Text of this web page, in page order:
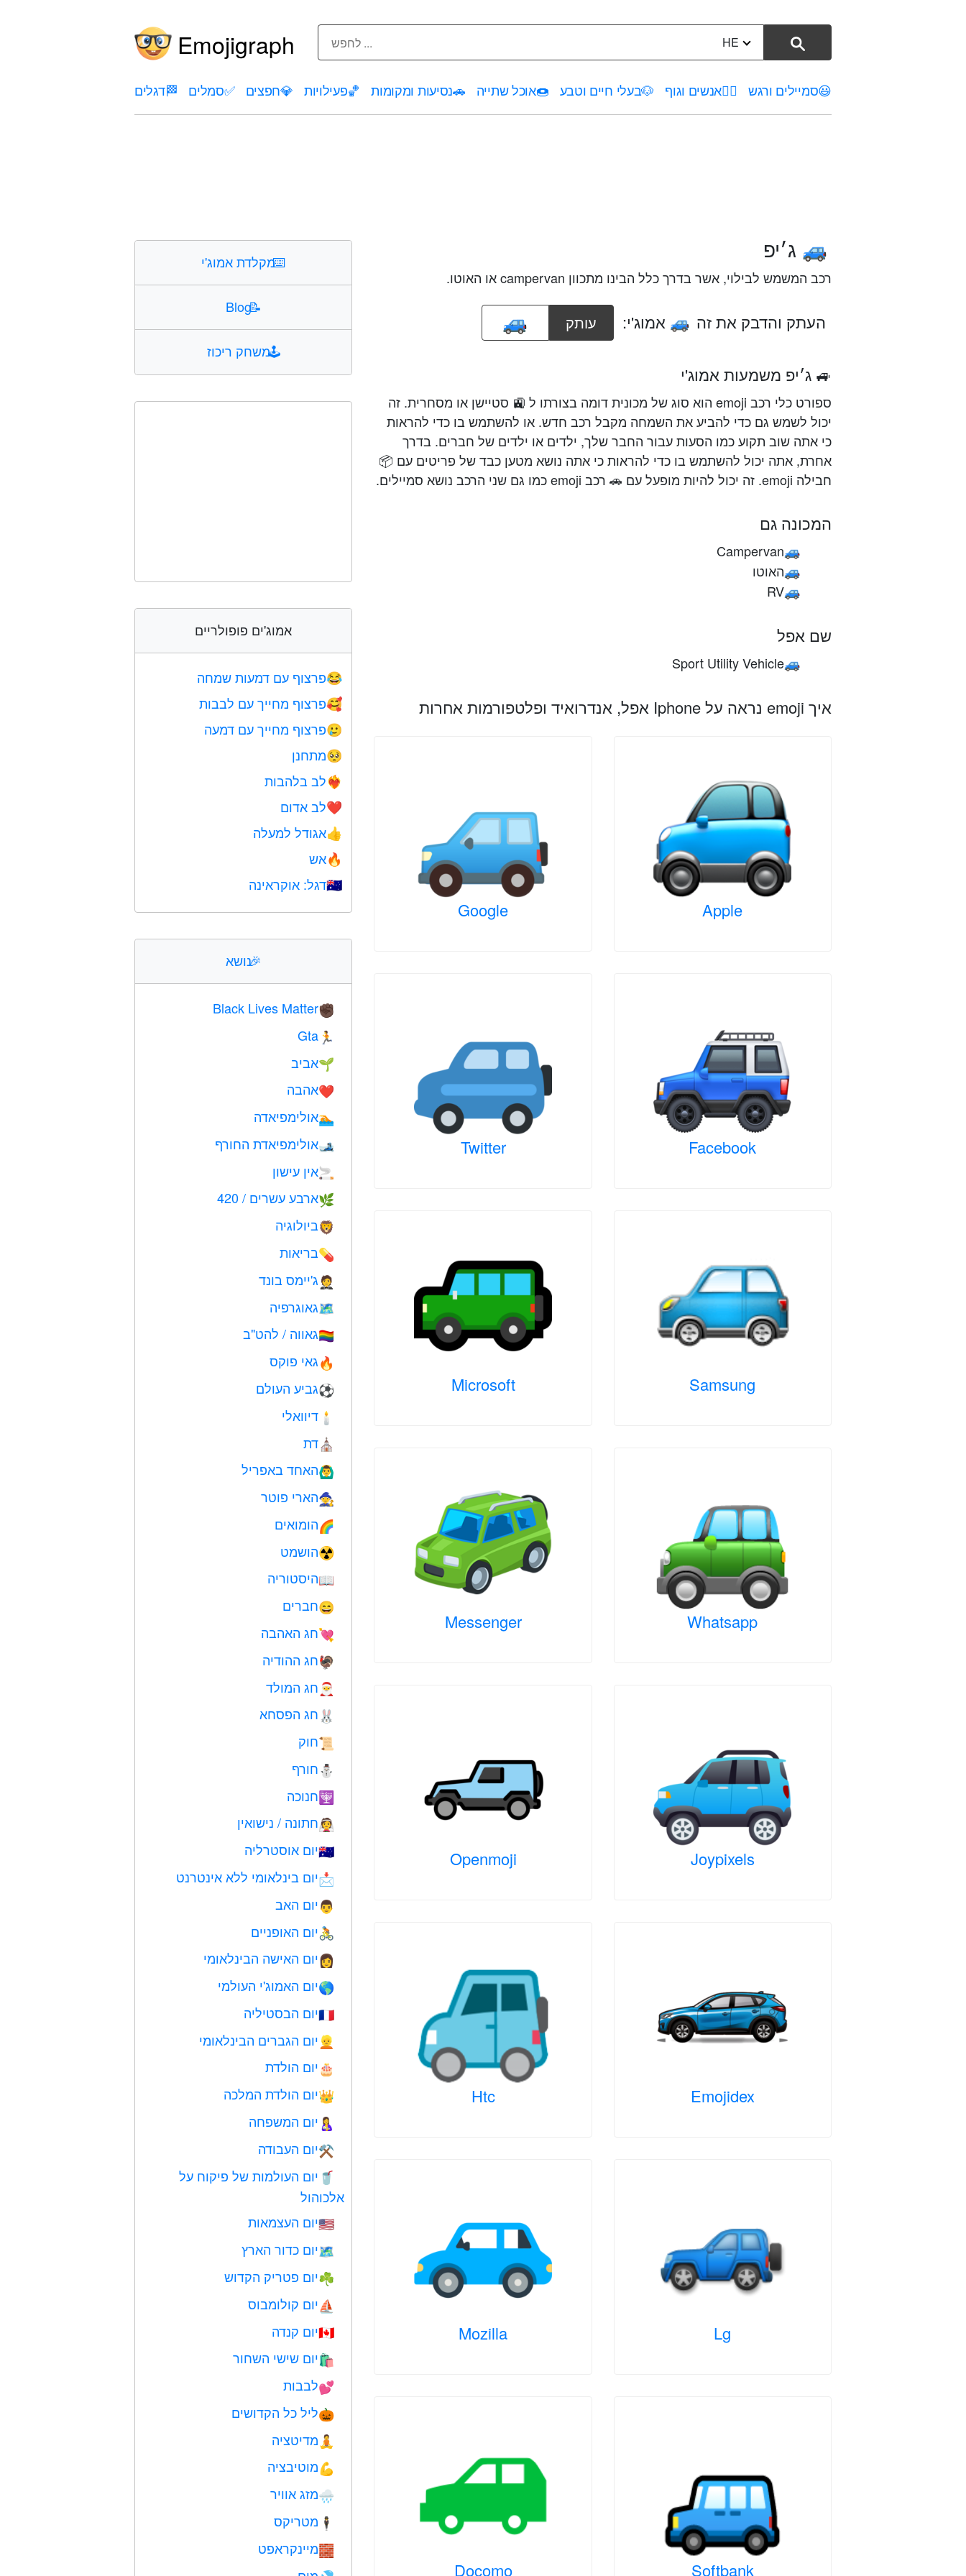
Emojigraph HE
😃סמיילים ורגש 🤦‍♀️אנשים וגוף 🐶בעלי חיים וטבע 🍩אוכל שתייה 🚗נסיעות ומקומות 🏀פעילויות 💎חפצים ✅סמלים 🏁דגלים
🚙 ג׳יפ
רכב המשמש לבילוי, אשר בדרך כלל הבינו מתכוון campervan או האוטו.
העתק והדבק את זה 🚙 אמוג'י: עותק
🚙 ג׳יפ משמעות אמוג'י
ספורט כלי רכב emoji הוא סוג של מכונית דומה בצורתו ל 🚉 סטיישן או מסחרית. זה
יכול לשמש גם כדי להביע את השמחה מקבל רכב חדש. או להשתמש בו כדי להראות
כי אתה שוב תקוע כמו הסעות עבור החבר שלך, ילדים או ילדים של חברים. בדרך
אחרת, אתה יכול להשתמש בו כדי להראות כי אתה נושא מטען כבד של פריטים עם 📦
חבילה emoji. זה יכול להיות מופעל עם 🚗 רכב emoji כמו גם שני הרכב נושא סמיילים.
המכונה גם
🚙
Campervan
🚙האוטו
🚙
RV
שם אפל
🚙
Sport Utility Vehicle
איך emoji נראה על Iphone אפל, אנדרואיד ופלטפורמות אחרות
Apple
Google
Facebook
Twitter
Samsung
Microsoft
Whatsapp
Messenger
Joypixels
Openmoji
Emojidex
Htc
Lg
Mozilla
Softbank
Docomo
⌨️מקלדת אמוג'י
📝
Blog
🕹️משחק ריכוז
אמוג'ים פופולריים
😂פרצוף עם דמעות שמחה
🥰פרצוף מחייך עם לבבות
🥲פרצוף מחייך עם דמעה
🥺מתחנן
❤️‍🔥לב בלהבות
❤️לב אדום
👍אגודל למעלה
🔥אש
🇺🇦דגל: אוקראינה
🎉נושא
✊🏿
Black Lives Matter
🏃
Gta
🌱אביב
❤️️אהבה
🏊אולימפיאדה
🎿אולימפיאדת החורף
🚬אין עישון
🌿ארבע עשרים / 420
🦁ביולוגיה
💊בריאות
🤵 ג'יימס בונד
🗺גאוגרפיה
🏳️‍🌈גאווה / להט"ב
🔥גאי פוקס
⚽גביע העולם
🕯 דיוואלי
⛪️דת
🙆‍♂️האחד באפריל
🧙הארי פוטר
🌈הומואים
☢️הושמט
📖היסטוריה
😄חברים
💘חג האהבה
🦃חג ההודיה
🎅 חג המולד
🐰 חג הפסחא
📜חוק
⛄חורף
🕎חנוכה
👰חתונה / נישואין
🇦🇺יום אוסטרליה
📩יום בינלאומי ללא אינטרנט
👨יום האב
🚴יום האופניים
👩יום האישה הבינלאומי
🌎יום האמוג'י העולמי
🇫🇷יום הבסטיליה
👱 יום הגברים הבינלאומי
🎂יום הולדת
👑יום הולדת המלכה
🤱 יום המשפחה
⚒️יום העבודה
🥤 יום העולמות של פיקוח על
אלכוהול
🇺🇸יום העצמאות
🗺️יום כדור הארץ
☘️יום פטריק הקדוש
⛵️יום קולומבוס
🇨🇦יום קנדה
🛍יום שישי השחור
💕לבבות
🎃ליל כל הקדושים
🧘מדיטציה
💪מוטיבציה
🌧מזג אוויר
🕴️ מטריקס
🧱מיינקראפט